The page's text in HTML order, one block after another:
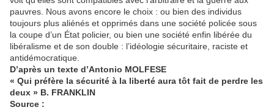
pauvres. Nous avons encore le choix : ou bien des individus
toujours plus aliénés et opprimés dans une société policée sous
la coupe d’un État policier, ou bien une société enfin libérée du
libéralisme et de son double : l’idéologie sécuritaire, raciste et
antidémocratique.
D’après un texte d’Antonio MOLFESE
« Qui préfère la sécurité à la liberté aura tôt fait de perdre les
deux » B. FRANKLIN
Source :